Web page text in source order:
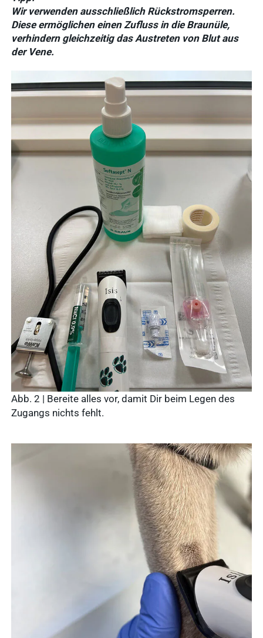
Wir verwenden ausschließlich Rückstromsperren.
Diese ermöglichen einen Zufluss in die Braunüle,
verhindern gleichzeitig das Austreten von Blut aus
der Vene.
Abb. 2 | Bereite alles vor, damit Dir beim Legen des
Zugangs nichts fehlt.